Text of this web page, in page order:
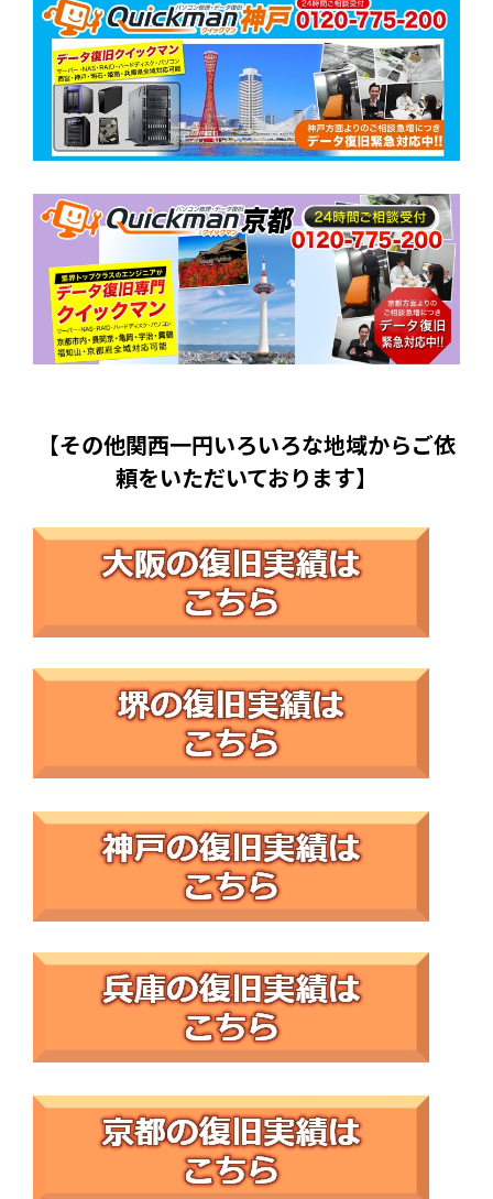
【その他関西一円いろいろな地域からご依
頼をいただいております】